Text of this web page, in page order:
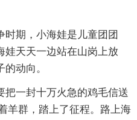
时期，小海娃是儿童团团
娃天天一边站在山岗上放
动向。
把一封十万火急的鸡毛信送
羊群，踏上了征程。路上海